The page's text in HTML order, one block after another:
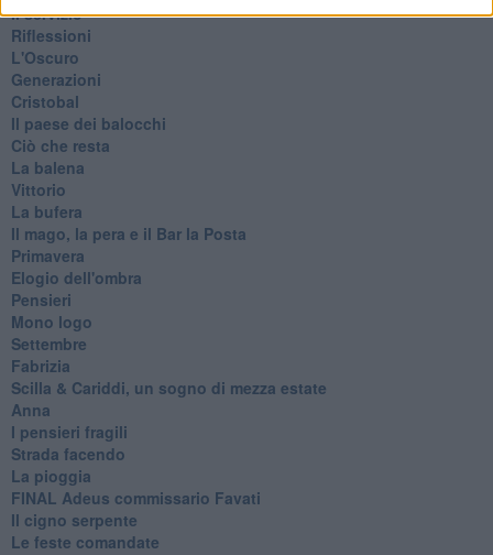
Il servizio
Riflessioni
L'Oscuro
Generazioni
Cristobal
Il paese dei balocchi
Ciò che resta
La balena
Vittorio
La bufera
Il mago, la pera e il Bar la Posta
Primavera
Elogio dell'ombra
Pensieri
Mono logo
Settembre
Fabrizia
​Scilla & Cariddi, un sogno di mezza estate
Anna
I pensieri fragili
Strada facendo
La pioggia
FINAL Adeus commissario Favati
Il cigno serpente
Le feste comandate